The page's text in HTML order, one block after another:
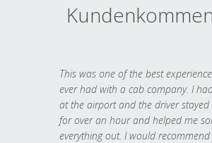
This was one of the best
ever had with a cab company. I
at the airport and the driver
for over an hour and helped me
everything out. I would